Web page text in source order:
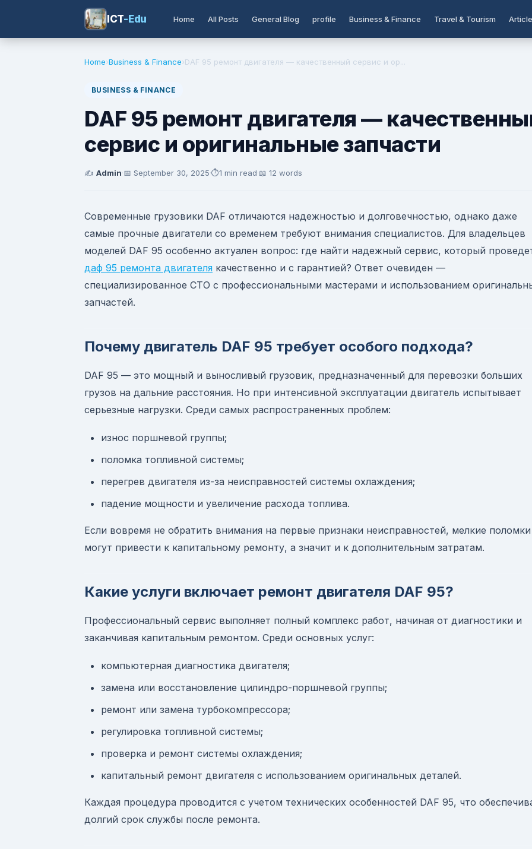
ICT-Edu Home All Posts General Blog profile Business & Finance Travel & Tourism Article
Home›Business & Finance›DAF 95 ремонт двигателя — качественный сервис и ор...
BUSINESS & FINANCE
DAF 95 ремонт двигателя —
сервис и оригинальные запчасти
✍️ Admin·📅 September 30, 2025·⏱️1 min read·📖 12 words
Современные грузовики DAF отличаются надежностью и долговечностью, однако даже
самые прочные двигатели со временем требуют внимания специалистов. Для владельцев
моделей DAF 95 особенно актуален вопрос: где найти надежный сервис, который
даф 95 ремонта двигателя качественно и с гарантией? Ответ очевиден —
специализированное СТО с профессиональными мастерами и использованием
запчастей.
Почему двигатель DAF 95 требует особого подхода?
DAF 95 — это мощный и выносливый грузовик, предназначенный для перевозки больших
грузов на дальние расстояния. Но при интенсивной эксплуатации двигатель испытывает
серьезные нагрузки. Среди самых распространенных проблем:
износ поршневой группы;
поломка топливной системы;
перегрев двигателя из-за неисправностей системы охлаждения;
падение мощности и увеличение расхода топлива.
Если вовремя не обратить внимания на первые признаки неисправностей, мелкие поломки
могут привести к капитальному ремонту, а значит и к дополнительным затратам.
Какие услуги включает ремонт двигателя DAF 95?
Профессиональный сервис выполняет полный комплекс работ, начиная от диагностики и
заканчивая капитальным ремонтом. Среди основных услуг:
компьютерная диагностика двигателя;
замена или восстановление цилиндро-поршневой группы;
ремонт или замена турбокомпрессора;
регулировка топливной системы;
проверка и ремонт системы охлаждения;
капитальный ремонт двигателя с использованием оригинальных деталей.
Каждая процедура проводится с учетом технических особенностей DAF 95, что
долгий срок службы после ремонта.